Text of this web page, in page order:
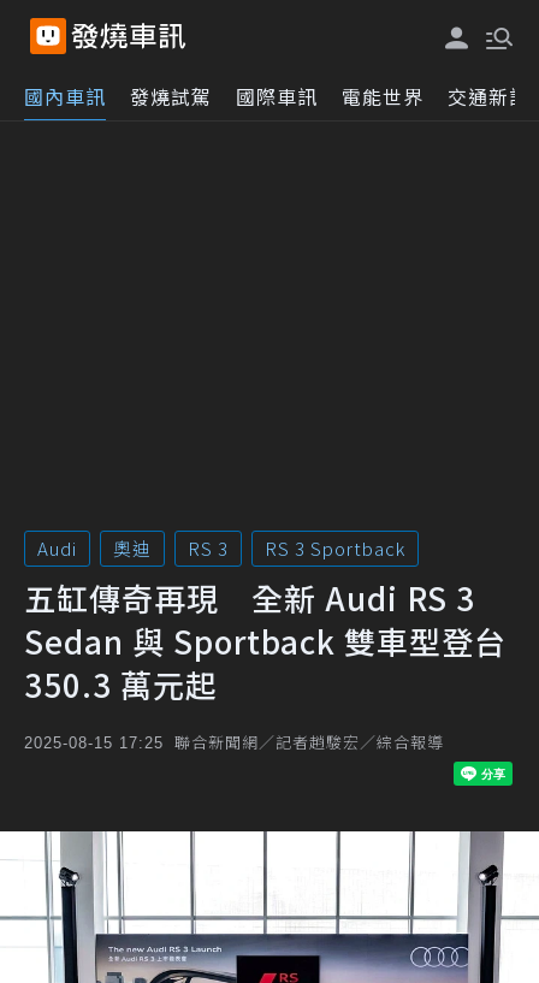
國內車訊 發燒試駕 國際車訊 電能世界 交通新訊
Audi 奧迪 RS 3 RS 3 Sportback
五缸傳奇再現 全新 Audi RS 3
Sedan 與 Sportback 雙車型登台
350.3 萬元起
2025-08-15 17:25 聯合新聞網／記者趙駿宏／綜合報導